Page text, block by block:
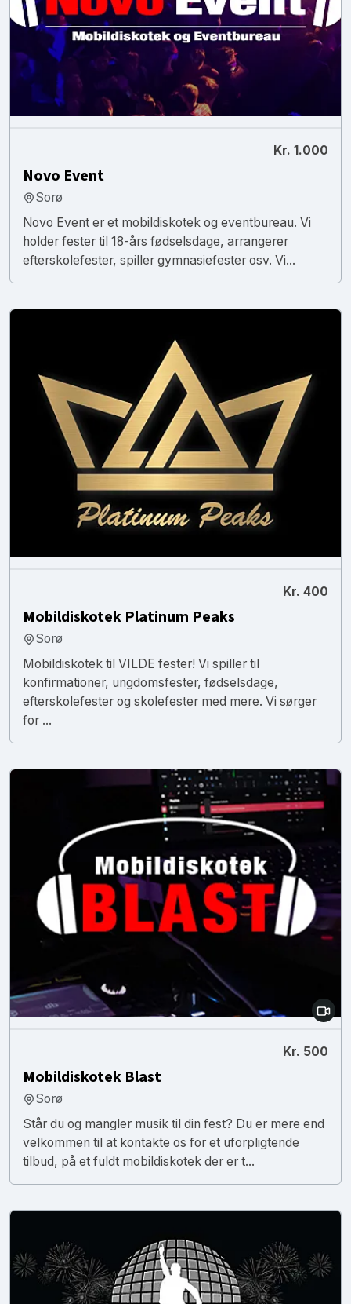
Kr. 1.000
Novo Event
Sorø
Novo Event er et mobildiskotek og eventbureau. Vi
holder fester til 18-års fødselsdage, arrangerer
efterskolefester, spiller gymnasiefester osv. Vi...
Kr. 400
Mobildiskotek Platinum Peaks
Sorø
Mobildiskotek til VILDE fester! Vi spiller til
konfirmationer, ungdomsfester, fødselsdage,
efterskolefester og skolefester med mere. Vi sørger
for ...
Kr. 500
Mobildiskotek Blast
Sorø
Står du og mangler musik til din fest? Du er mere end
velkommen til at kontakte os for et uforpligtende
tilbud, på et fuldt mobildiskotek der er t...